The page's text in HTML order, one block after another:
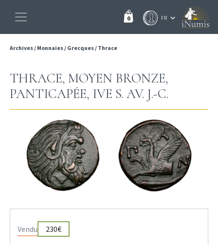
0
Archives/ Monnaies/ Grecques/ Thrace
THRACE, MOYEN BRONZE,
PANTICAPÉE, IVE S. AV. J.-C.
Vendu 230€